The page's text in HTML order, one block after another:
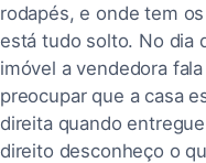
rodapés, e onde tem
está tudo solto. No dia
imóvel a vendedora
preocupar que a casa
direita quando
direito desconheço o